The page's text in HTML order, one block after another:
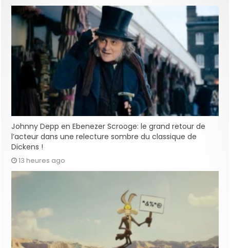
Johnny Depp en Ebenezer Scrooge: le grand retour de
l’acteur dans une relecture sombre du classique de
Dickens !
13 heures ago